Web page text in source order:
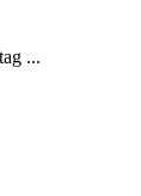
...